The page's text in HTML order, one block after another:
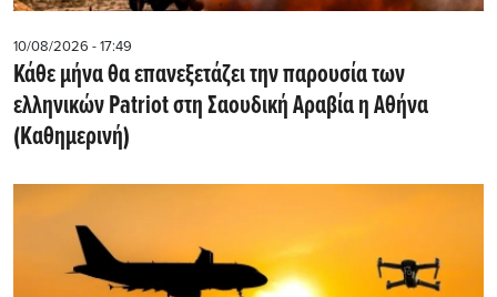
10/08/2026 - 17:49
Κάθε μήνα θα επανεξετάζει την παρουσία των
ελληνικών Patriot στη Σαουδική Αραβία η Αθήνα
(Kαθημερινή)